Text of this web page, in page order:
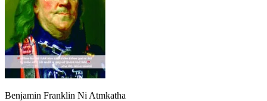
Benjamin Franklin Ni Atmkatha